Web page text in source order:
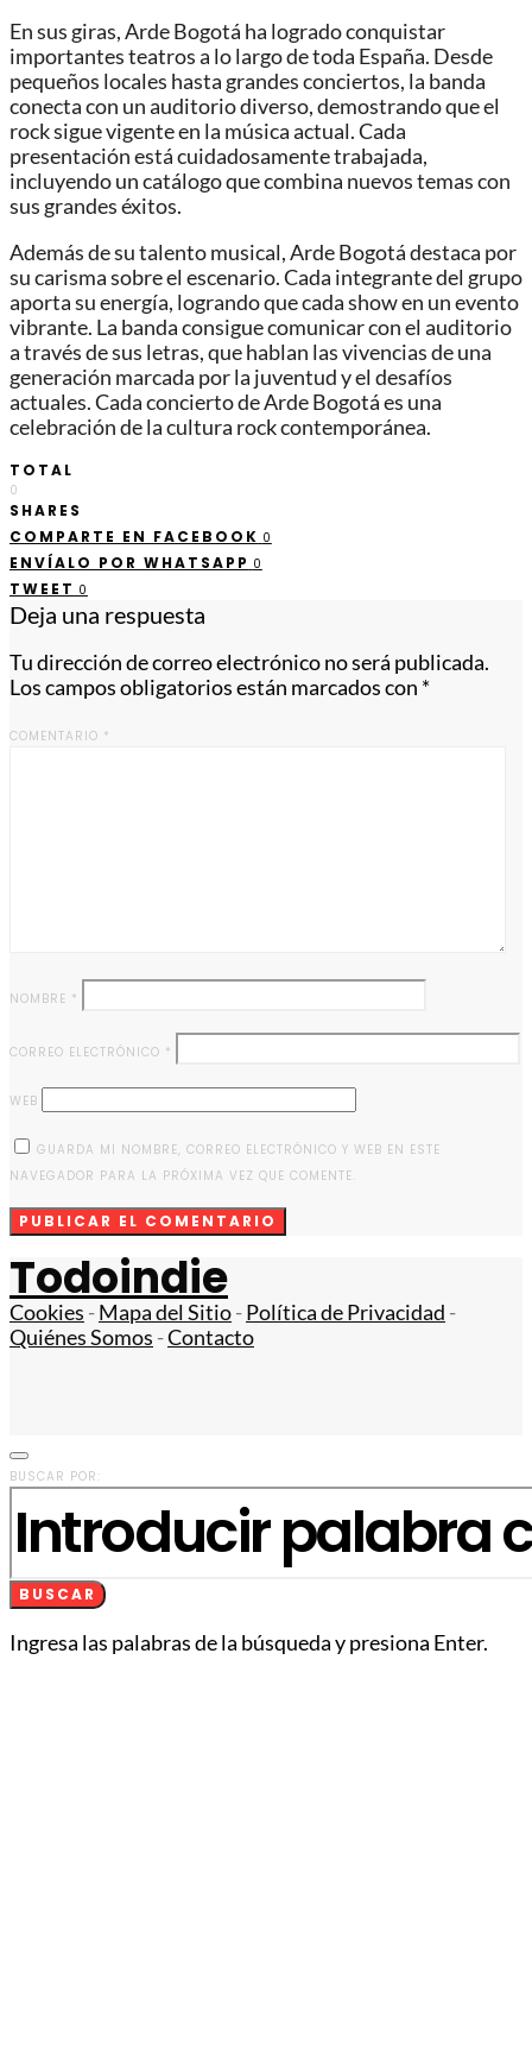
En sus giras, Arde Bogotá ha logrado conquistar
importantes teatros a lo largo de toda España. Desde
pequeños locales hasta grandes conciertos, la banda
conecta con un auditorio diverso, demostrando que el
rock sigue vigente en la música actual. Cada
presentación está cuidadosamente trabajada,
incluyendo un catálogo que combina nuevos temas con
sus grandes éxitos.
Además de su talento musical, Arde Bogotá destaca por
su carisma sobre el escenario. Cada integrante del grupo
aporta su energía, logrando que cada show en un evento
vibrante. La banda consigue comunicar con el auditorio
a través de sus letras, que hablan las vivencias de una
generación marcada por la juventud y el desafíos
actuales. Cada concierto de Arde Bogotá es una
celebración de la cultura rock contemporánea.
TOTAL
0
SHARES
COMPARTE EN FACEBOOK 0
ENVÍALO POR WHATSAPP 0
TWEET 0
Deja una respuesta
Tu dirección de correo electrónico no será publicada.
Los campos obligatorios están marcados con *
COMENTARIO *
NOMBRE *
CORREO ELECTRÓNICO *
WEB
GUARDA MI NOMBRE, CORREO ELECTRÓNICO Y WEB EN ESTE
NAVEGADOR PARA LA PRÓXIMA VEZ QUE COMENTE.
Todoindie
Cookies -Mapa del Sitio-Política de Privacidad -
Quiénes Somos -Contacto
BUSCAR POR:
BUSCAR
Ingresa las palabras de la búsqueda y presiona Enter.